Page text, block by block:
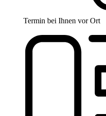
Termin bei Ihnen vor Ort